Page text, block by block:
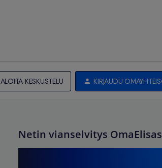
ALOITA KESKUSTELU KIRJAUDU
Netin vianselvitys